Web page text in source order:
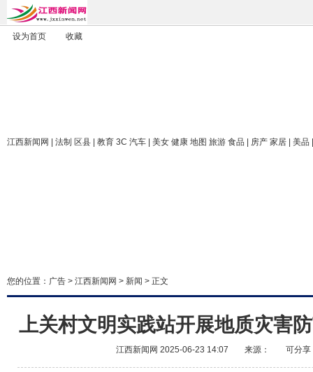
设为首页 收藏
江西新闻网 | 法制 区县 | 教育 3C 汽车 | 美女 健康 地图 旅游 食品 | 房产 家居 | 美品
您的位置： 广告 > 江西新闻网 > 新闻 > 正文
上关村文明实践站开展地质灾害
江西新闻网 2025-06-23 14:07 来源： 可分享